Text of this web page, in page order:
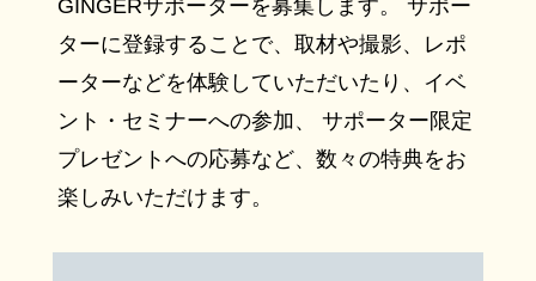
GINGERサポーターを募集します。 サポー
ターに登録することで、取材や撮影、レポ
ーターなどを体験していただいたり、イベ
ント・セミナーへの参加、 サポーター限定
プレゼントへの応募など、数々の特典をお
楽しみいただけます。